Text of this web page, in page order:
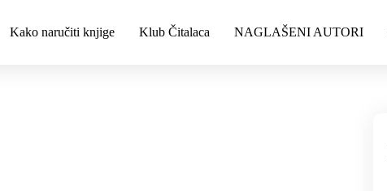
Kako naručiti knjige Klub Čitalaca NAGLAŠENI AUTORI